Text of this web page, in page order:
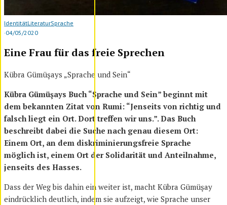
IdentitätLiteraturSprache
·04/05/2020
Eine Frau für das freie Sprechen
Kübra Gümüşays „Sprache und Sein“
Kübra Gümüşays Buch “Sprache und Sein” beginnt mit
dem bekannten Zitat von Rumi: “Jenseits von richtig und
falsch liegt ein Ort. Dort treffen wir uns.”. Das Buch
beschreibt dabei die Suche nach genau diesem Ort:
Einem Ort, an dem diskriminierungsfreie Sprache
möglich ist, einem Ort der Solidarität und Anteilnahme,
jenseits des Hasses.
Dass der Weg bis dahin ein weiter ist, macht Kübra Gümüşay
eindrücklich deutlich, indem sie aufzeigt, wie Sprache unser